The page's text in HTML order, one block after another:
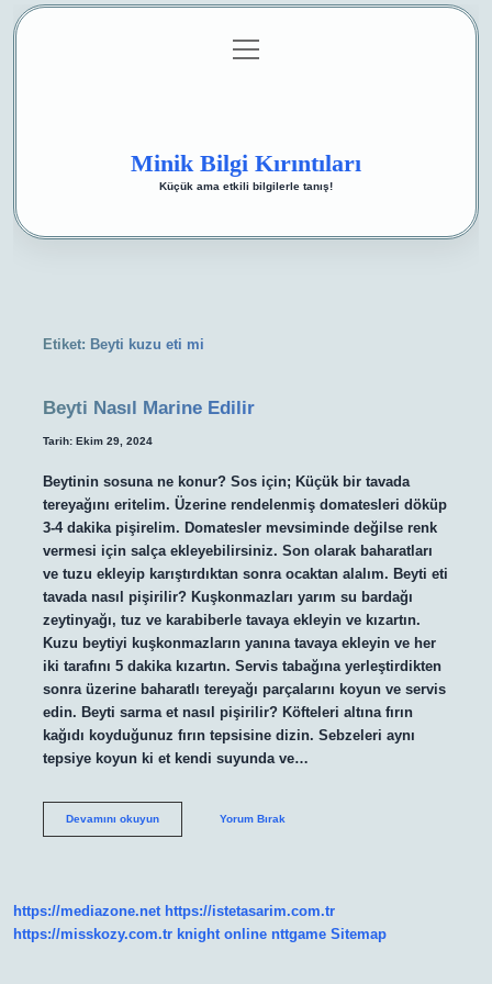
Gizlilik Politikası
menüyü
aç
Minik Bilgi Kırıntıları
Küçük ama etkili bilgilerle tanış!
Etiket:Beyti kuzu eti mi
Beyti Nasıl Marine Edilir
Tarih: Ekim 29, 2024
Beytinin sosuna ne konur? Sos için; Küçük bir tavada
tereyağını eritelim. Üzerine rendelenmiş domatesleri döküp
3-4 dakika pişirelim. Domatesler mevsiminde değilse renk
vermesi için salça ekleyebilirsiniz. Son olarak baharatları
ve tuzu ekleyip karıştırdıktan sonra ocaktan alalım. Beyti eti
tavada nasıl pişirilir? Kuşkonmazları yarım su bardağı
zeytinyağı, tuz ve karabiberle tavaya ekleyin ve kızartın.
Kuzu beytiyi kuşkonmazların yanına tavaya ekleyin ve her
iki tarafını 5 dakika kızartın. Servis tabağına yerleştirdikten
sonra üzerine baharatlı tereyağı parçalarını koyun ve servis
edin. Beyti sarma et nasıl pişirilir? Köfteleri altına fırın
kağıdı koyduğunuz fırın tepsisine dizin. Sebzeleri aynı
tepsiye koyun ki et kendi suyunda ve…
Devamını okuyunBeyti
Yorum Bırak
https://mediazone.net https://istetasarim.com.tr
https://misskozy.com.tr knight online nttgame Sitemap